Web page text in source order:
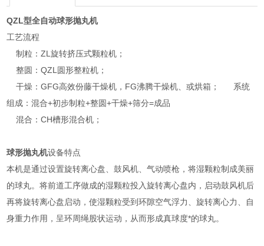
QZL型全自动球形抛丸机
工艺流程
制粒：ZL旋转挤压式颗粒机；
整圆：QZL圆形整粒机；
干燥：GFG高效份藤干燥机，FG沸腾干燥机、或烘箱；
系统
组成：混合+初步制粒+整圆+干燥+筛分=成品
混合：CH槽形混合机；
球形抛丸机设备特点
本机是通过设置旋转离心盘、鼓风机、气动喷枪，将湿颗粒制成美丽
的球丸。将前道工序做成的湿颗粒投入旋转离心盘内，启动鼓风机后
再将旋转离心盘启动，使湿颗粒受到环隙空气浮力、旋转离心力、自
身重力作用，呈环周绳股状运动，从而形成真球度*的球丸。